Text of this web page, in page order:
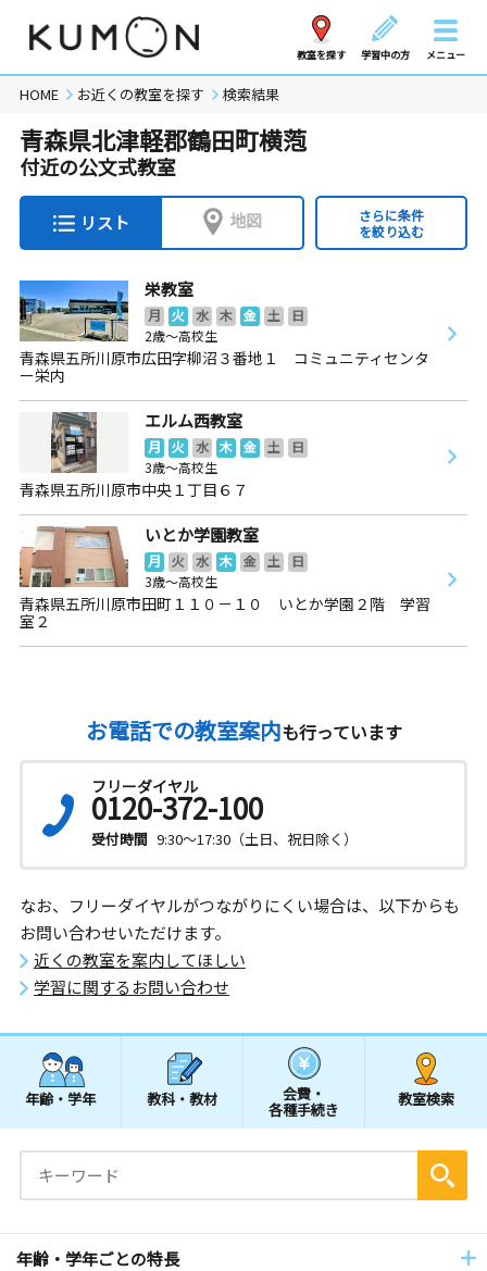
教室を探す 学習中の方 メニュー
HOME お近くの教室を探す 検索結果
青森県北津軽郡鶴田町横萢
付近の公文式教室
リスト 地図
さらに条件
を絞り込む
栄教室
月 火 水 木 金 土
日
2歳～高校生
青森県五所川原市広田字柳沼３番地１ コミュニティセンタ
ー栄内
エルム西教室
月 火 水 木 金 土
日
3歳～高校生
青森県五所川原市中央１丁目６７
いとか学園教室
月 火 水 木 金 土
日
3歳～高校生
青森県五所川原市田町１１０－１０ いとか学園２階 学習
室２
お電話での教室案内も行っています
フリーダイヤル
0120-372-100
受付時間 9:30～17:30（土日、祝日除く）
なお、フリーダイヤルがつながりにくい場合は、以下からも
お問い合わせいただけます。
近くの教室を案内してほしい
学習に関するお問い合わせ
年齢・学年 教科・教材 会費・
各種手続き
教室検索
年齢・学年ごとの特長